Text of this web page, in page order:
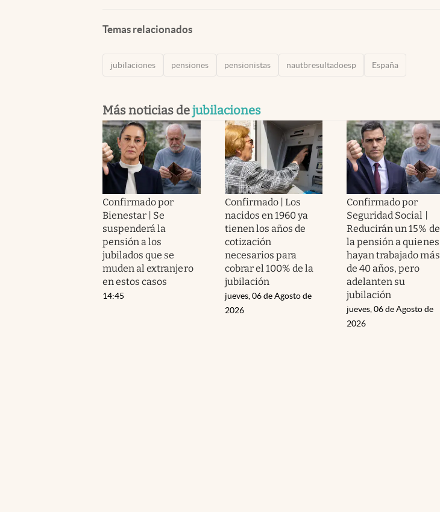
Temas relacionados
jubilaciones pensiones pensionistas nautbresultadoesp España
Más noticias dejubilaciones
Confirmado por
Bienestar | Se
suspenderá la
pensión a los
jubilados que se
muden al extranjero
en estos casos
14:45
Confirmado | Los
nacidos en 1960 ya
tienen los años de
cotización
necesarios para
cobrar el 100% de la
jubilación
jueves, 06 de Agosto de
2026
Confirmado por
Seguridad Social |
Reducirán un 15% de
la pensión a quienes
hayan trabajado más
de 40 años, pero
adelanten su
jubilación
jueves, 06 de Agosto de
2026